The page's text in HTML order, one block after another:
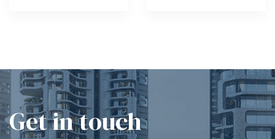
Get in touch